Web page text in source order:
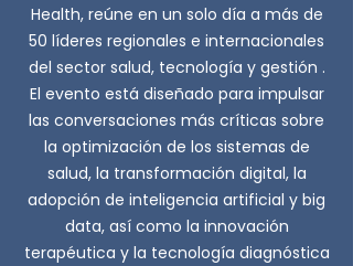
Health, reúne en un solo día a más de
50 líderes regionales e internacionales
del sector salud, tecnología y gestión .
El evento está diseñado para impulsar
las conversaciones más críticas sobre
la optimización de los sistemas de
salud, la transformación digital, la
adopción de inteligencia artificial y big
data, así como la innovación
terapéutica y la tecnología diagnóstica